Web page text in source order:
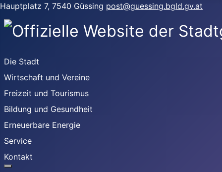
Hauptplatz 7, 7540 Güssing post@guessing.bgld.gv.at
Die Stadt
Wirtschaft und Vereine
Freizeit und Tourismus
Bildung und Gesundheit
Erneuerbare Energie
Service
Kontakt